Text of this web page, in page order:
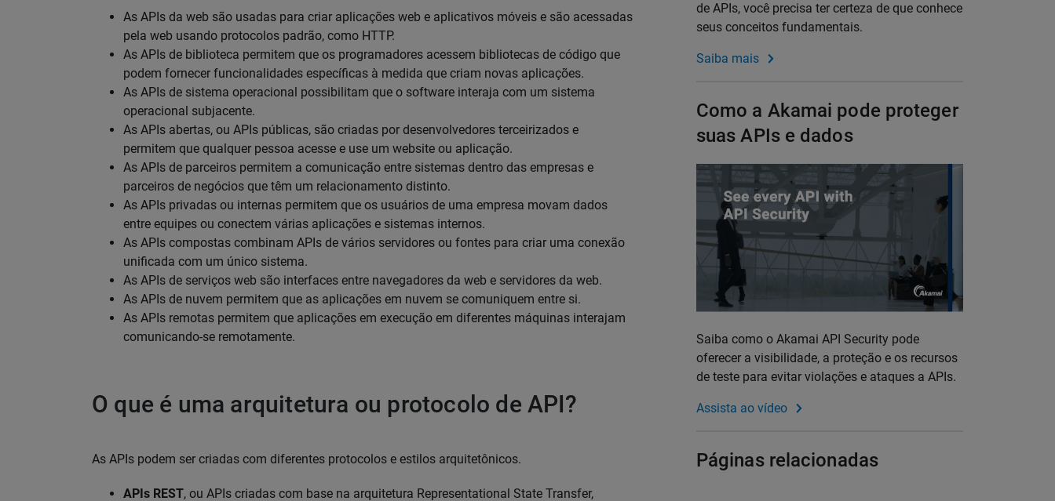
As APIs da web são usadas para criar aplicações web e aplicativos móveis e são acessadas
pela web usando protocolos padrão, como HTTP.
As APIs de biblioteca permitem que os programadores acessem bibliotecas de código que
podem fornecer funcionalidades específicas à medida que criam novas aplicações.
As APIs de sistema operacional possibilitam que o software interaja com um sistema
operacional subjacente.
As APIs abertas, ou APIs públicas, são criadas por desenvolvedores terceirizados e
permitem que qualquer pessoa acesse e use um website ou aplicação.
As APIs de parceiros permitem a comunicação entre sistemas dentro das empresas e
parceiros de negócios que têm um relacionamento distinto.
As APIs privadas ou internas permitem que os usuários de uma empresa movam dados
entre equipes ou conectem várias aplicações e sistemas internos.
As APIs compostas combinam APIs de vários servidores ou fontes para criar uma conexão
unificada com um único sistema.
As APIs de serviços web são interfaces entre navegadores da web e servidores da web.
As APIs de nuvem permitem que as aplicações em nuvem se comuniquem entre si.
As APIs remotas permitem que aplicações em execução em diferentes máquinas interajam
comunicando-se remotamente.
O que é uma arquitetura ou protocolo de API?
As APIs podem ser criadas com diferentes protocolos e estilos arquitetônicos.
APIs REST, ou APIs criadas com base na arquitetura Representational State Transfer,
de APIs, você precisa ter certeza de que conhece
seus conceitos fundamentais.
Saiba mais
Como a Akamai pode proteger
suas APIs e dados
Saiba como o Akamai API Security pode
oferecer a visibilidade, a proteção e os recursos
de teste para evitar violações e ataques a APIs.
Assista ao vídeo
Páginas relacionadas